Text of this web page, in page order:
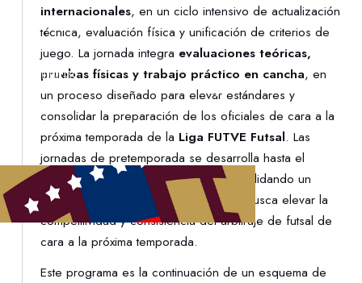
CONTACTO
DENUNCIAS
PROTECCIÓN DE LA INFANCIA
internacionales, en un ciclo intensivo de actualización
técnica, evaluación física y unificación de criterios de
juego. La jornada integra evaluaciones teóricas,
pruebas físicas y trabajo práctico en cancha, en
un proceso diseñado para elevar estándares y
consolidar la preparación de los oficiales de cara a la
próxima temporada de la Liga FUTVE Futsal. Las
jornadas de pretemporada se desarrolla hasta el
sábado 7 de marzo en Caracas, consolidando un
proceso de preparación integral que busca elevar la
competitividad y consistencia del arbitraje de futsal de
cara a la próxima temporada.
Este programa es la continuación de un esquema de